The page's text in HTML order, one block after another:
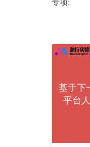
专项:
基于下
平台